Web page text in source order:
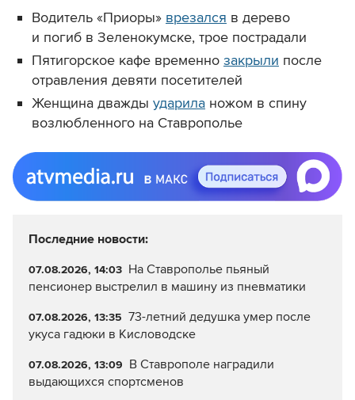
Водитель «Приоры» врезался в дерево
и погиб в Зеленокумске, трое пострадали
Пятигорское кафе временно закрыли после
отравления девяти посетителей
Женщина дважды ударила ножом в спину
возлюбленного на Ставрополье
Последние новости:
07.08.2026, 14:03 На Ставрополье пьяный
пенсионер выстрелил в машину из пневматики
07.08.2026, 13:35 73-летний дедушка умер после
укуса гадюки в Кисловодске
07.08.2026, 13:09 В Ставрополе наградили
выдающихся спортсменов